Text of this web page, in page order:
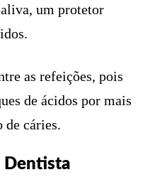
um protetor
as refeições, pois
de ácidos por mais
de cáries.
Dentista